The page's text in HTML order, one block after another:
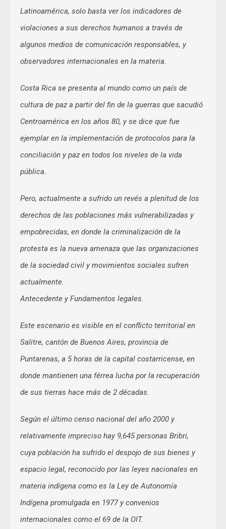
Latinoamérica, solo basta ver los indicadores de
violaciones a sus derechos humanos a través de
algunos medios de comunicación responsables, y
observadores internacionales en la materia.
Costa Rica se presenta al mundo como un país de
cultura de paz a partir del fin de la guerras que sacudió
Centroamérica en los años 80, y se dice que fue
ejemplar en la implementación de protocolos para la
conciliación y paz en todos los niveles de la vida
pública.
Pero, actualmente a sufrido un revés a plenitud de los
derechos de las poblaciones más vulnerabilizadas y
empobrecidas, en donde la criminalización de la
protesta es la nueva amenaza que las organizaciones
de la sociedad civil y movimientos sociales sufren
actualmente.
Antecedente y Fundamentos legales.
Este escenario es visible en el conflicto territorial en
Salitre, cantón de Buenos Aires, provincia de
Puntarenas, a 5 horas de la capital costarricense, en
donde mantienen una férrea lucha por la recuperación
de sus tierras hace más de 2 décadas.
Según el último censo nacional del año 2000 y
relativamente impreciso hay 9,645 personas Bribri,
cuya población ha sufrido el despojo de sus bienes y
espacio legal, reconocido por las leyes nacionales en
materia indígena como es la Ley de Autonomía
Indígena promulgada en 1977 y convenios
internacionales como el 69 de la OIT.